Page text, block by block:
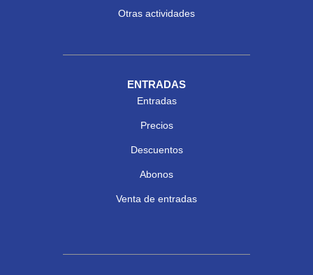
Otras actividades
ENTRADAS
Entradas
Precios
Descuentos
Abonos
Venta de entradas